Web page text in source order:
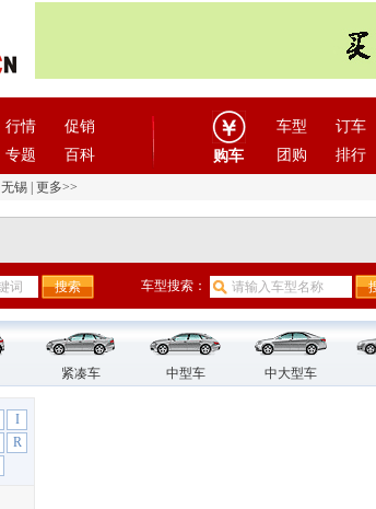
行情
促销
专题 百科 购车
车型 订车
团购
排行
无锡 更多>>
车型搜索：
紧凑车 中型车 中大型车
I
R